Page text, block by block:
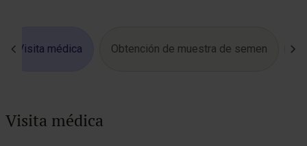
Visita médica Obtención de muestra de semen
Visita médica